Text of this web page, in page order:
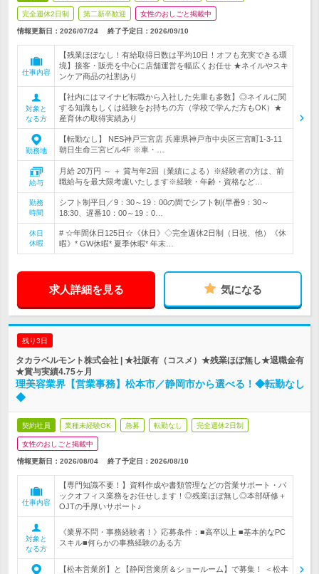
完全週休2日制 第二新卒歓迎 女性のおしごと掲載中
情報更新日：2026/07/24 終了予定日： 2026/09/10
仕事内容
【残業ほぼなし！有給取得日数は平均10日！オフも充実できる環
境】接客・販売を中心に店舗運営を幅広くお任せ ★ネイルやスキ
ンケア商品の社割あり
対象と
なる方
【社内にはマイナビ転職から入社した先輩も多数】◎ネイルに関
する知識もしくは経験をお持ちの方（学校で学んだ方もOK）★
産育休の取得実績あり
勤務地
【転勤なし】 NES神戸三宮店 兵庫県神戸市中央区三宮町1-3-11
朝日生命三宮ビル4F ※車・…
給与
月給 20万円 ～ ＋ 賞与年2回（業績による）※経験者の方は、前
職給与を最大限考慮いたします※経験・年齢・資格など…
勤務
時間
シフト制平日／9：30～19：00の間でシフト制(早番9：30～
18:30、遅番10：00～19：0…
休日
休暇
# ☆年間休日125日☆《休日》◇完全週休2日制（日祝、他）《休
暇》* GW休暇* 夏季休暇* 年末…
求人詳細を見る 気になる
残り3日
タカラベルモント株式会社 | ★社販有（コスメ）★残業ほぼ無し★退職金有
★賞与実績4.75ヶ月
理美容業界【営業事務】松本市／静岡市から選べる！◆転勤なし
◆
契約社員 業種未経験OK 急募 転勤なし 完全週休2日制
女性のおしごと掲載中
情報更新日：2026/08/04 終了予定日： 2026/08/10
仕事内容
【専門知識不要！】資料作成や書類管理などの営業サポート・バ
ックオフィス業務をお任せします！◎残業ほぼ無し◎本部研修＋
OJTの手厚いサポート♪
対象と
なる方
《業界不問・事務経験者！》応募条件：■高卒以上 ■基本的なPC
スキル■何らかの事務経験のある方
【松本営業所】と【静岡営業所＆ショールーム】で募集！ ＜松本